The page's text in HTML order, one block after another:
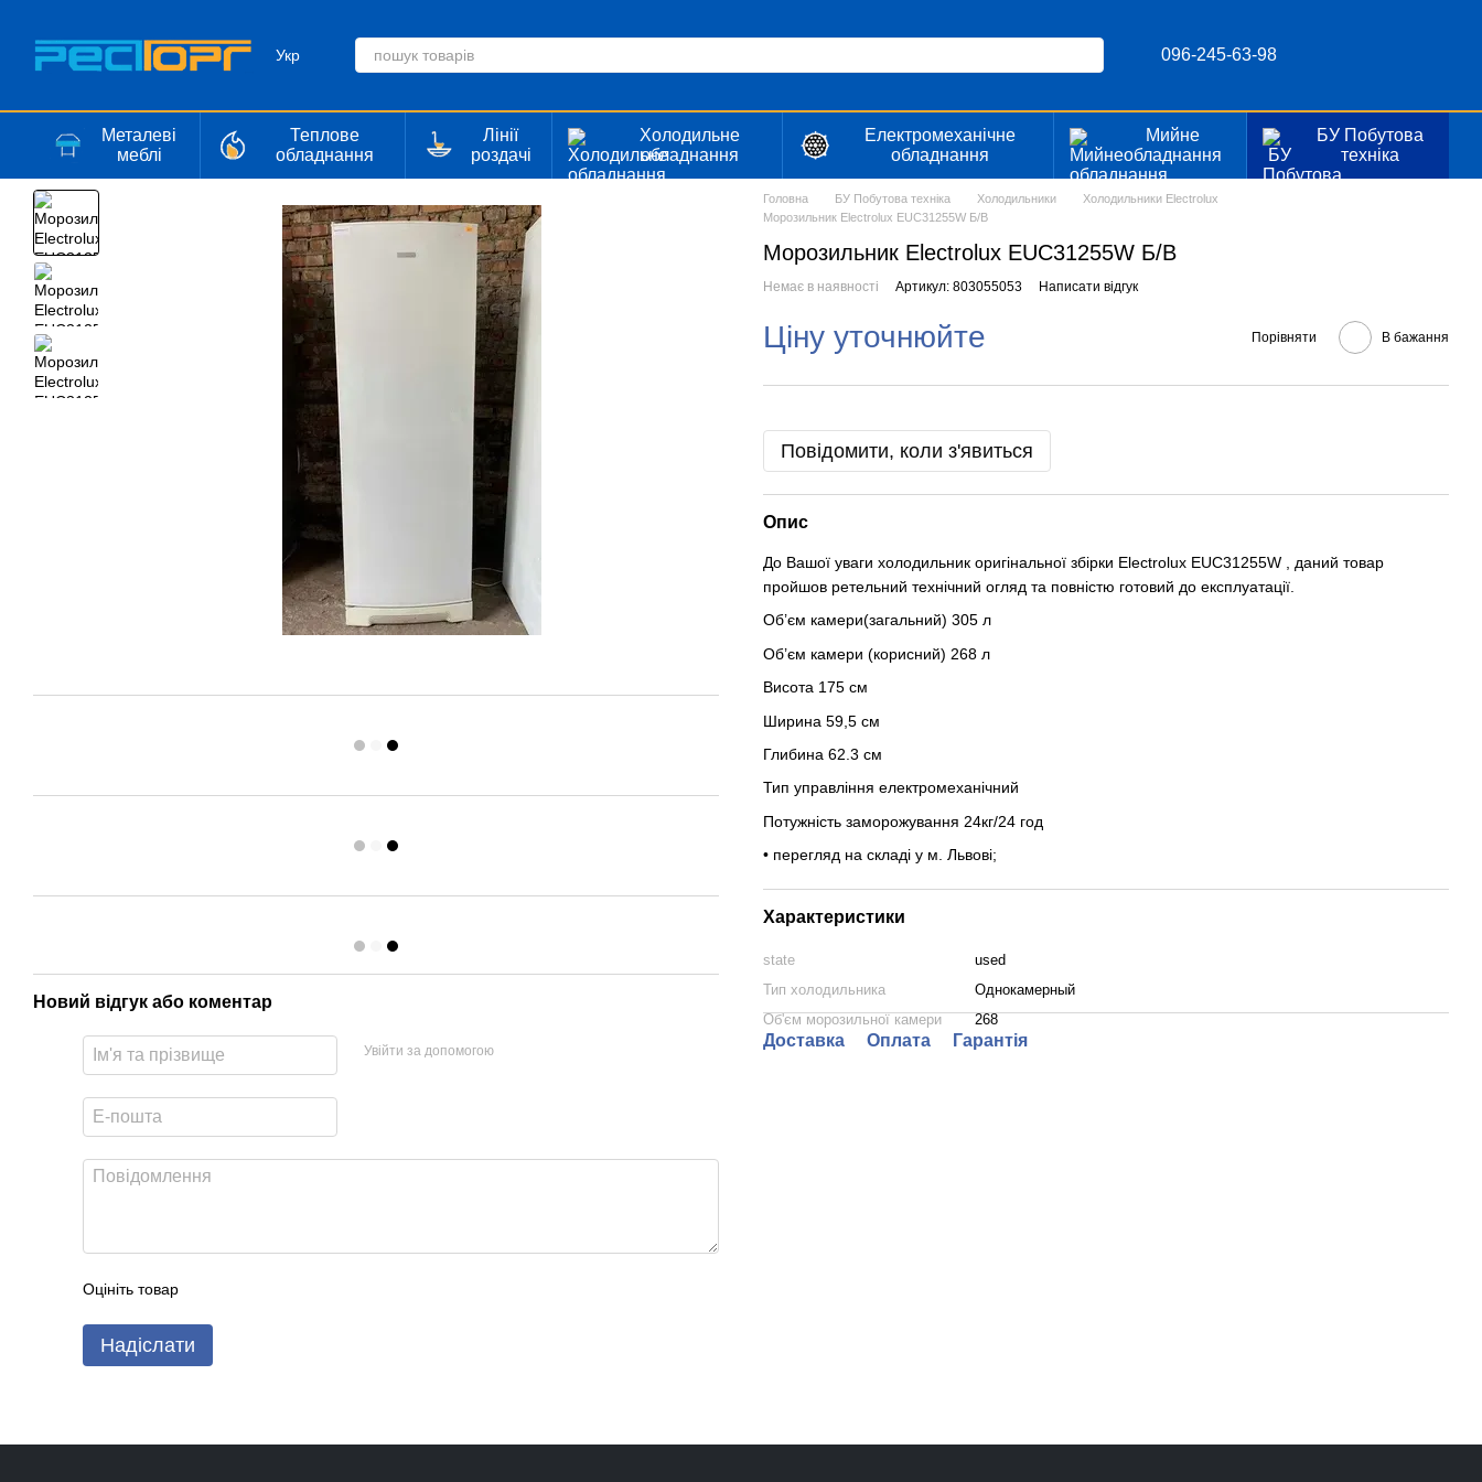
Укр 096-245-63-98
Металеві
меблі
Теплове
обладнання
Лінії
роздачі
Холодильне
обладнання
Електромеханічне
обладнання
Мийне
обладнання
БУ Побутова
техніка
Новий відгук або коментар
Увійти за допомогою
Оцініть товар
Надіслати
Головна БУ Побутова техніка Холодильники
Холодильники Electrolux
Морозильник Electrolux EUC31255W Б/В
Морозильник Electrolux EUC31255W Б/В
Немає в наявності Артикул: 803055053 Написати відгук
Ціну уточнюйте Порівняти В бажання
Повідомити, коли з'явиться
Опис
До Вашої уваги холодильник оригінальної збірки Electrolux EUC31255W , даний товар
пройшов ретельний технічний огляд та повністю готовий до експлуатації.
Об’єм камери(загальний) 305 л
Об’єм камери (корисний) 268 л
Висота 175 см
Ширина 59,5 см
Глибина 62.3 см
Тип управління електромеханічний
Потужність заморожування 24кг/24 год
• перегляд на складі у м. Львові;
Характеристики
state
used
Тип холодильника
Однокамерный
Об'єм морозильної камери
268
Доставка Оплата Гарантія